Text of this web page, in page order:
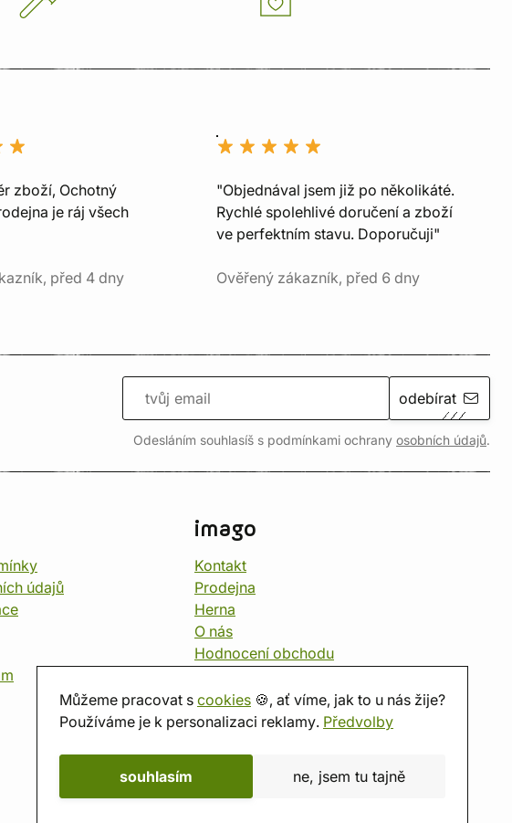
Můžeme pracovat s cookies 🍪, ať víme, jak to u nás žije?
Používáme je k personalizaci reklamy. Předvolby
souhlasím ne, jsem tu tajně
zboží, Ochotný
je ráj všech
před 4 dny
"Objednával jsem již po několikáté.
Rychlé spolehlivé doručení a zboží
ve perfektním stavu. Doporučuji"
Ověřený zákazník, před 6 dny
odebírat
Odesláním souhlasíš s podmínkami ochrany osobních údajů.
údajů
imago
Kontakt
Prodejna
Herna
O nás
Hodnocení obchodu
Kalendář
imago.blog